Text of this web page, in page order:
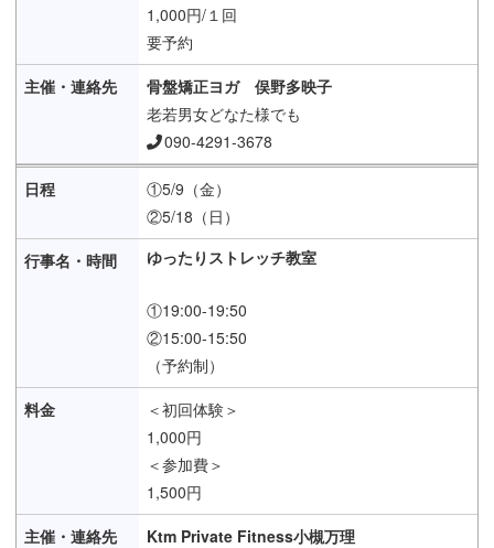
1,000円/１回
要予約
骨盤矯正ヨガ 俣野多映子
老若男女どなた様でも
090-4291-3678
①5/9（金）
②5/18（日）
ゆったりストレッチ教室
①19:00-19:50
②15:00-15:50
（予約制）
＜初回体験＞
1,000円
＜参加費＞
1,500円
Ktm Private Fitness小槻万理